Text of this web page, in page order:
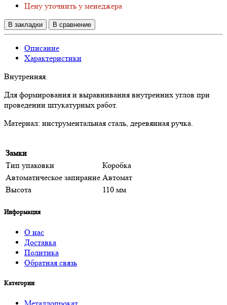
Цену уточнить у менеджера
В закладки В сравнение
Описание
Характеристики
Внутренняя.
Для формирования и выравнивания внутренних углов при
проведении штукатурных работ.
Материал: инструментальная сталь, деревянная ручка.
Замки
Тип упаковки
Коробка
Автоматическое запирание Автомат
Высота
110 мм
Информация
О нас
Доставка
Политика
Обратная связь
Категории